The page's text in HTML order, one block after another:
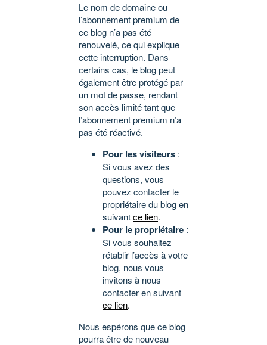
Le nom de domaine ou
l’abonnement premium de
ce blog n’a pas été
renouvelé, ce qui explique
cette interruption. Dans
certains cas, le blog peut
également être protégé par
un mot de passe, rendant
son accès limité tant que
l’abonnement premium n’a
pas été réactivé.
Pour les visiteurs :
Si vous avez des
questions, vous
pouvez contacter le
propriétaire du blog en
suivantce lien.
Pour le propriétaire :
Si vous souhaitez
rétablir l’accès à votre
blog, nous vous
invitons à nous
contacter en suivant
ce lien.
Nous espérons que ce blog
pourra être de nouveau